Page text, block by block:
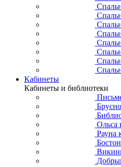
Кабинеты
Кабинеты и библиотеки
Ольса
Рауна